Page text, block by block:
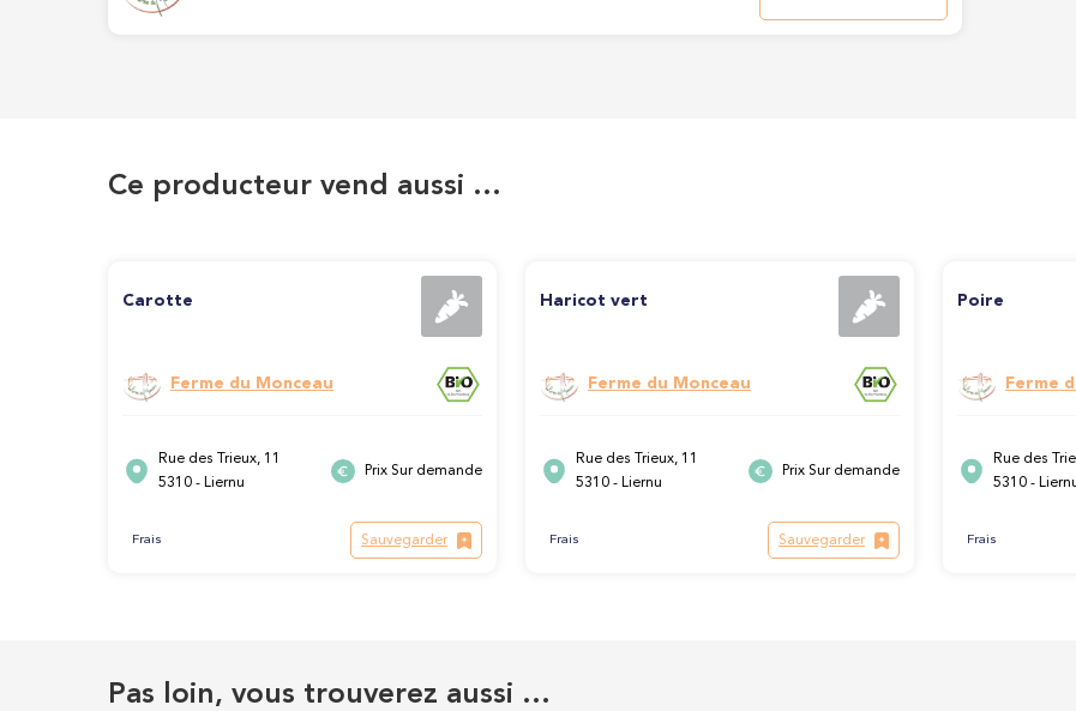
Ce producteur vend aussi …
Carotte
Ferme du Monceau
Rue des Trieux, 11
5310 - Liernu
Prix Sur demande
Frais Sauvegarder
Haricot vert
Ferme du Monceau
Rue des Trieux, 11
5310 - Liernu
Prix Sur demande
Frais Sauvegarder
Poire
Ferme
Rue des
5310 -
Frais
Pas loin, vous trouverez aussi …